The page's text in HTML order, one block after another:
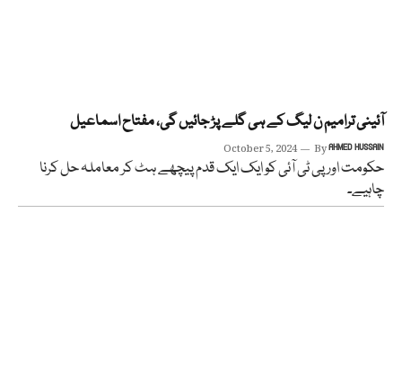
آئینی ترامیم ن لیگ کے ہی گلے پڑ جائیں گی، مفتاح اسماعیل
October 5, 2024 ByAHMED HUSSAIN
حکومت اور پی ٹی آئی کو ایک ایک قدم پیچھے ہٹ کر معاملہ حل کرنا
چاہیے۔